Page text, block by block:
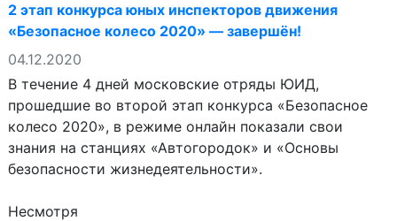
2 этап конкурса юных инспекторов движения
«Безопасное колесо 2020» — завершён!
04.12.2020
В течение 4 дней московские отряды ЮИД,
прошедшие во второй этап конкурса «Безопасное
колесо 2020», в режиме онлайн показали свои
знания на станциях «Автогородок» и «Основы
безопасности жизнедеятельности».
Несмотря